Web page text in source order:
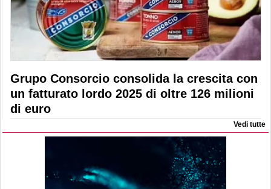
Grupo Consorcio consolida la crescita con
un fatturato lordo 2025 di oltre 126 milioni
di euro
Vedi tutte